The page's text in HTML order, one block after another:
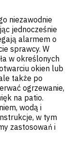
niezawodnie
jednocześnie
alarmem o
sprawcy. W
w określonych
okien lub
także po
ogrzewanie,
na patio.
wodą i
w tym
zastosowań i